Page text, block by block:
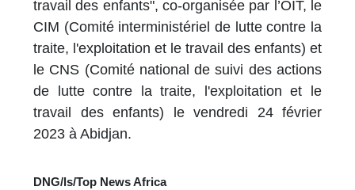
travail des enfants", co-organisée par l’OIT, le
CIM (Comité interministériel de lutte contre la
traite, l'exploitation et le travail des enfants) et
le CNS (Comité national de suivi des actions
de lutte contre la traite, l'exploitation et le
travail des enfants) le vendredi 24 février
2023 à Abidjan.
DNG/ls/Top News Africa